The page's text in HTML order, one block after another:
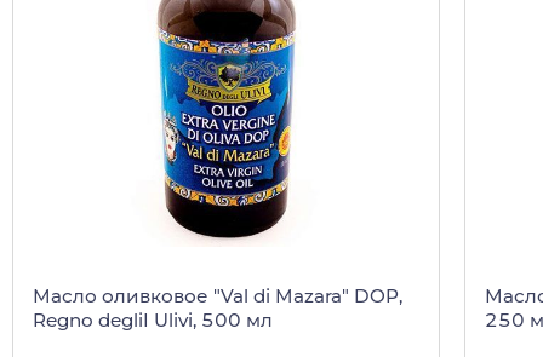
Масло оливковое "Val di Mazara" DOP,
Regno degliI Ulivi, 500 мл
250